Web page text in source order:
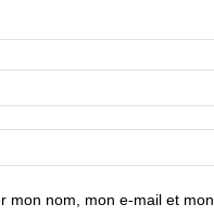
mon nom, mon e-mail et